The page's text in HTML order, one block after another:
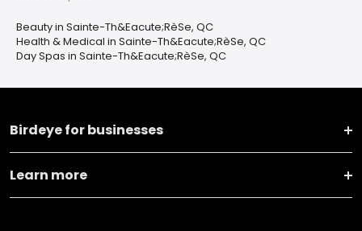
Beauty in Sainte-Th&Eacute;RèSe, QC
Health & Medical in Sainte-Th&Eacute;RèSe, QC
Day Spas in Sainte-Th&Eacute;RèSe, QC
Birdeye for businesses
Learn more